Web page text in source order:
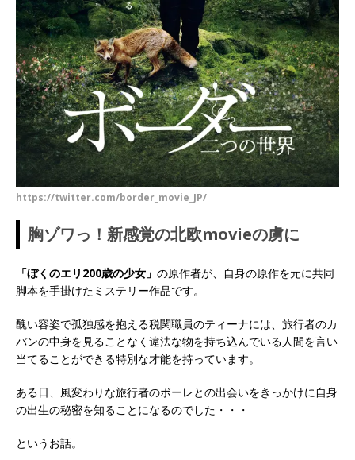
https://twitter.com/border_movie_JP/
胸ゾワっ！新感覚の北欧movieの虜に
「ぼくのエリ200歳の少女」 の原作者が、自身の原作を元に共同
脚本を手掛けたミステリー作品です。
醜い容姿で孤独感を抱える税関職員のティーナには、旅行者のカ
バンの中身を見ることなく違法な物を持ち込んでいる人間を言い
当てることができる特別な才能を持っています。
ある日、風変わりな旅行者のボーレとの出会いをきっかけに自身
の出生の秘密を知ることになるのでした・・・
というお話。